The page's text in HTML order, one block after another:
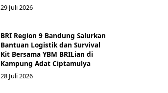
29 Juli 2026
BRI Region 9 Bandung Salurkan
Bantuan Logistik dan Survival
Kit Bersama YBM BRILian di
Kampung Adat Ciptamulya
28 Juli 2026